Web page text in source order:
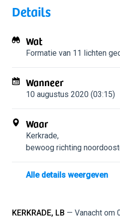
Details
Wat
Formatie van 11 lichten
Wanneer
10 augustus 2020 (03:15)
Waar
Kerkrade,
bewoog richting
Alle details weergeven
KERKRADE, LB — Vanacht om